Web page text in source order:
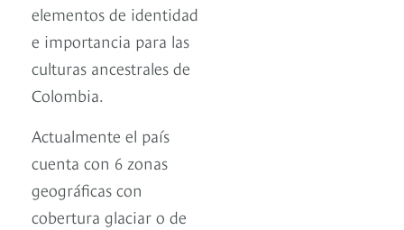
elementos de identidad
e importancia para las
culturas ancestrales de
Colombia.
Actualmente el país
cuenta con 6 zonas
geográficas con
cobertura glaciar o de